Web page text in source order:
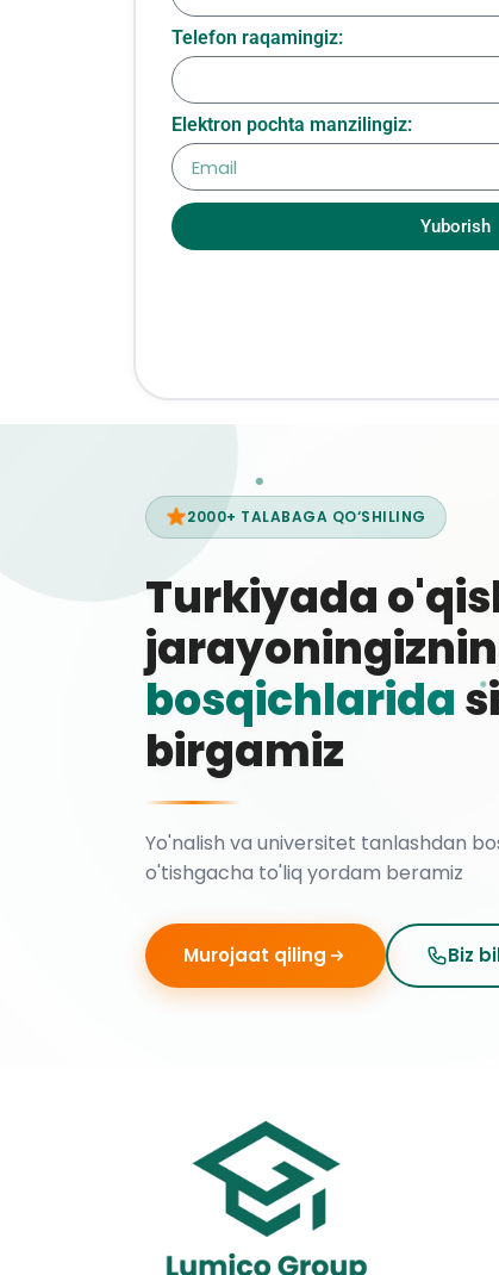
Telefon raqamingiz:
Elektron pochta manzilingiz:
Yuborish
2000+ TALABAGA QO‘SHILING
Turkiyada
bosqichlarida
birgamiz
Yo'nalish va universitet tanlashdan
o'tishgacha to'liq yordam beramiz
Murojaat qiling Biz